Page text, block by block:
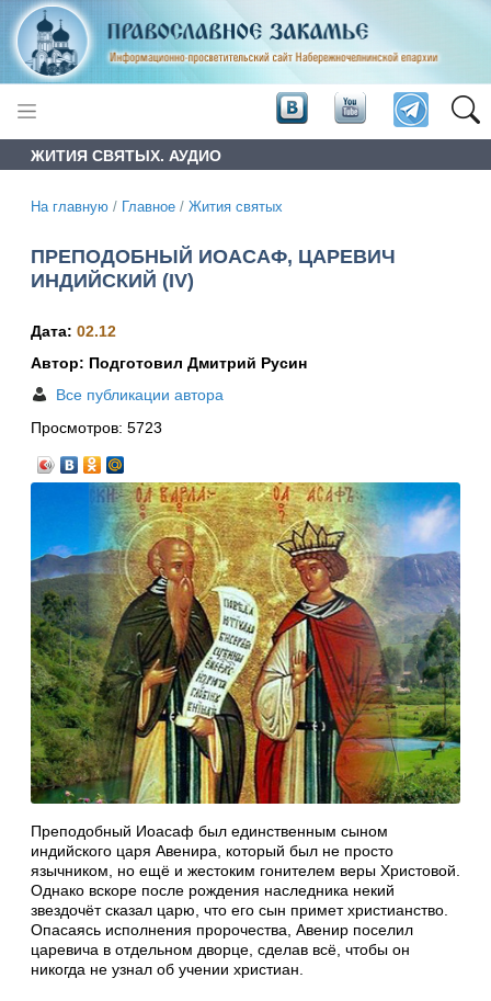
ЖИТИЯ СВЯТЫХ. АУДИО
На главную / Главное / Жития святых
ПРЕПОДОБНЫЙ ИОАСАФ, ЦАРЕВИЧ
ИНДИЙСКИЙ (IV)
Дата: 02.12
Автор: Подготовил Дмитрий Русин
Все публикации автора
Просмотров: 5723
Преподобный Иоасаф был единственным сыном
индийского царя Авенира, который был не просто
язычником, но ещё и жестоким гонителем веры Христовой.
Однако вскоре после рождения наследника некий
звездочёт сказал царю, что его сын примет христианство.
Опасаясь исполнения пророчества, Авенир поселил
царевича в отдельном дворце, сделав всё, чтобы он
никогда не узнал об учении христиан.